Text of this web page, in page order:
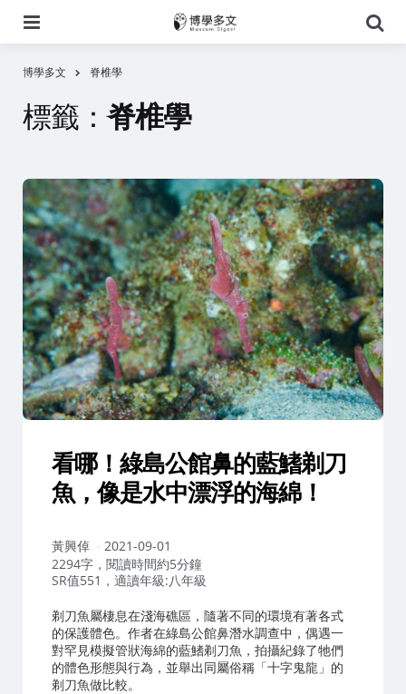
尋
博學多文 脊椎學
標籤：脊椎學
看哪！綠島公館鼻的藍鰭剃刀
魚，像是水中漂浮的海綿！
作
者：
黃興倬
2021-09-01
2294字，閱讀時間約5分鐘
SR值551，適讀年級:八年級
剃刀魚屬棲息在淺海礁區，隨著不同的環境有著各式
的保護體色。作者在綠島公館鼻潛水調查中，偶遇一
對罕見模擬管狀海綿的藍鰭剃刀魚，拍攝紀錄了牠們
的體色形態與行為，並舉出同屬俗稱「十字鬼龍」的
剃刀魚做比較。